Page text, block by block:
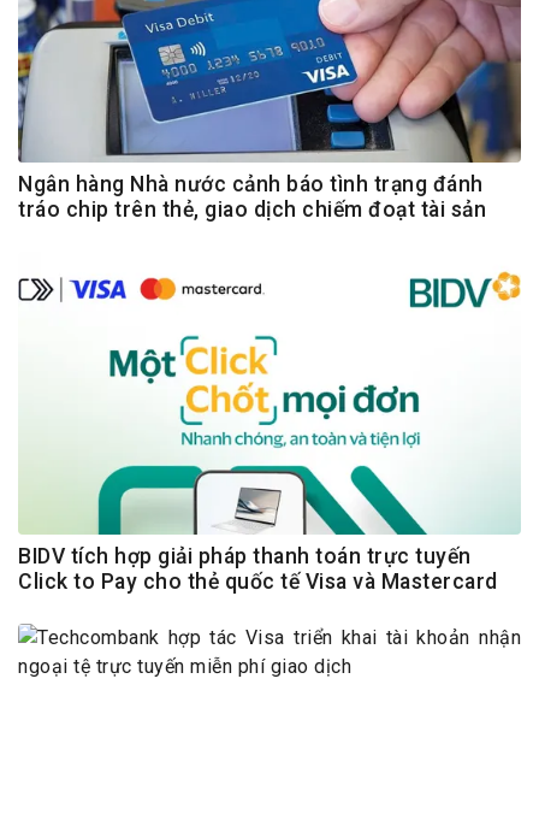
Ngân hàng Nhà nước cảnh báo tình trạng đánh
tráo chip trên thẻ, giao dịch chiếm đoạt tài sản
BIDV tích hợp giải pháp thanh toán trực tuyến
Click to Pay cho thẻ quốc tế Visa và Mastercard